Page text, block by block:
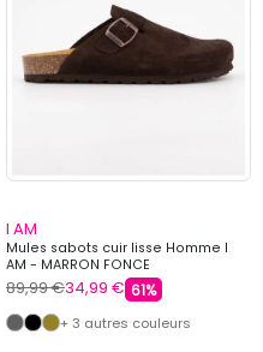
I AM
Mules sabots cuir lisse Homme I
AM - MARRON FONCE
89,99 €34,99 € 61%
+ 3 autres couleurs